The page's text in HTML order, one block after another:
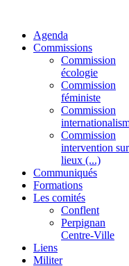
Agenda
Commissions
Commission
écologie
Commission
féministe
Commission
Commission
intervention sur
lieux (...)
Communiqués
Formations
Les comités
Conflent
Perpignan
Centre-Ville
Liens
Militer